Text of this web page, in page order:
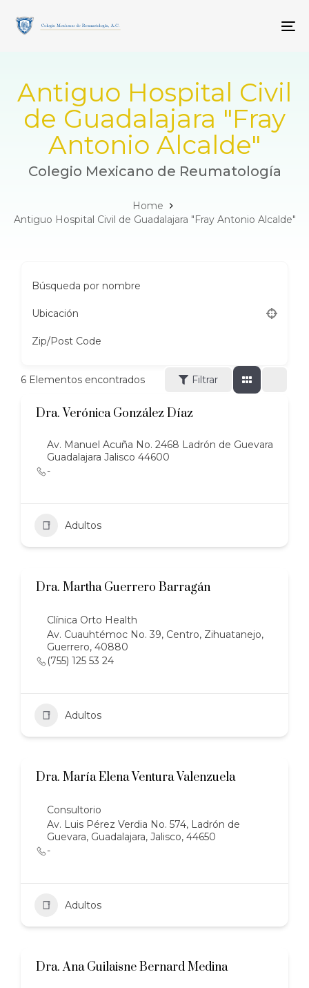
links
primary
contentAntiguo Hospital Civil
de Guadalajara "Fray
Antonio Alcalde"
Colegio Mexicano de Reumatología
Home
Antiguo Hospital Civil de Guadalajara "Fray Antonio Alcalde"
Búsqueda por nombre
Ubicación
Zip/Post Code
6 Elementos encontrados Filtrar
Dra. Verónica González Díaz
Av. Manuel Acuña No. 2468 Ladrón de Guevara
Guadalajara Jalisco 44600
-
Adultos
Dra. Martha Guerrero Barragán
Clínica Orto Health
Av. Cuauhtémoc No. 39, Centro, Zihuatanejo,
Guerrero, 40880
(755) 125 53 24
Adultos
Dra. María Elena Ventura Valenzuela
Consultorio
Av. Luis Pérez Verdia No. 574, Ladrón de
Guevara, Guadalajara, Jalisco, 44650
-
Adultos
Dra. Ana Guilaisne Bernard Medina